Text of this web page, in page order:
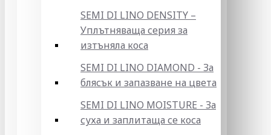
SEMI DI LINO DENSITY –
Уплътняваща серия за
изтъняла коса
SEMI DI LINO DIAMOND - За
блясък и запазване на цвета
SEMI DI LINO MOISTURE - За
суха и заплитаща се коса